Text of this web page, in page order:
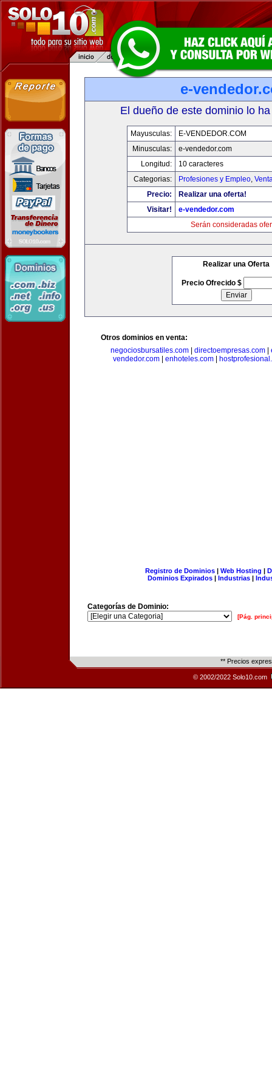
e-
El dueño de este dominio lo
Mayusculas:
E-VENDEDOR.COM
Minusculas:
e-vendedor.com
Longitud:
10 caracteres
Categorias:
Profesiones y Empleo,
Precio:
Realizar una oferta!
Visitar!
e-vendedor.com
Serán consideradas
Realizar una Oferta
Precio Ofrecido $
Otros dominios en venta:
negociosbursatiles.com
directoempresas.com
vendedor.com
enhoteles.com
Registro de Dominios| Web Hosting |
Dominios Expirados | Industrias |
Categorías de Dominio:
[Pág.
** Precios
© 2002/2022 Solo10.com